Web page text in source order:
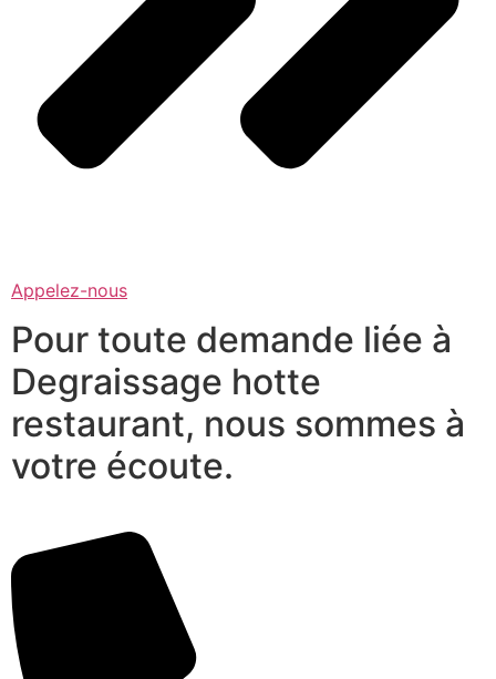
Appelez-nous
Pour toute demande liée à
Degraissage hotte
restaurant, nous sommes à
votre écoute.